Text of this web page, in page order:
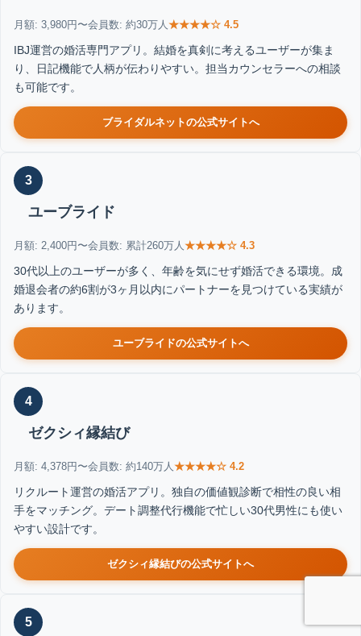
月額: 3,980円〜会員数: 約30万人 ★★★★☆ 4.5
IBJ運営の婚活専門アプリ。結婚を真剣に考えるユーザーが集ま
り、日記機能で人柄が伝わりやすい。担当カウンセラーへの相談
も可能です。
ブライダルネットの公式サイトへ
3
ユーブライド
月額: 2,400円〜会員数: 累計260万人 ★★★★☆ 4.3
30代以上のユーザーが多く、年齢を気にせず婚活できる環境。成
婚退会者の約6割が3ヶ月以内にパートナーを見つけている実績が
あります。
ユーブライドの公式サイトへ
4
ゼクシィ縁結び
月額: 4,378円〜会員数: 約140万人 ★★★★☆ 4.2
リクルート運営の婚活アプリ。独自の価値観診断で相性の良い相
手をマッチング。デート調整代行機能で忙しい30代男性にも使い
やすい設計です。
ゼクシィ縁結びの公式サイトへ
5